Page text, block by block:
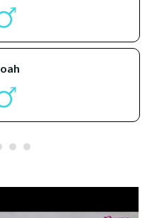
noah